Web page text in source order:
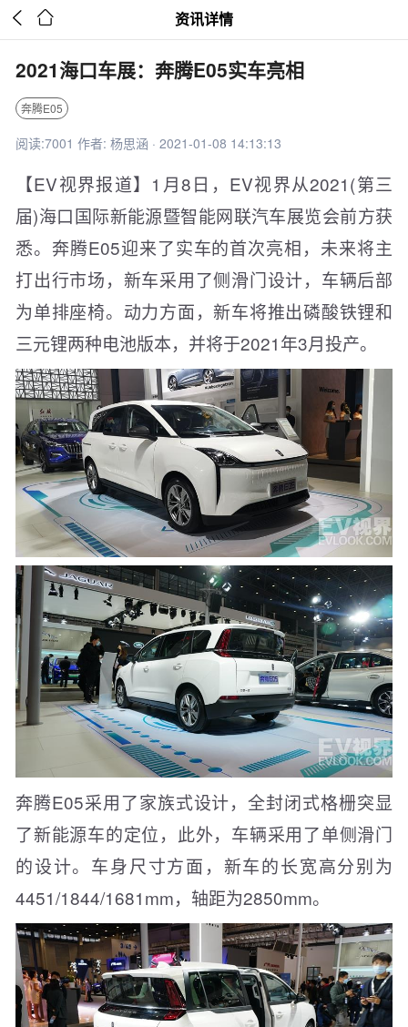
  资讯详情
2021海口车展：奔腾E05实车亮相
奔腾E05
阅读:7001 作者: 杨思涵 · 2021-01-08 14:13:13
【EV视界报道】1月8日，EV视界从2021(第三
届)海口国际新能源暨智能网联汽车展览会前方获
悉。奔腾E05迎来了实车的首次亮相，未来将主
打出行市场，新车采用了侧滑门设计，车辆后部
为单排座椅。动力方面，新车将推出磷酸铁锂和
三元锂两种电池版本，并将于2021年3月投产。
奔腾E05采用了家族式设计，全封闭式格栅突显
了新能源车的定位，此外，车辆采用了单侧滑门
的设计。车身尺寸方面，新车的长宽高分别为
4451/1844/1681mm，轴距为2850mm。